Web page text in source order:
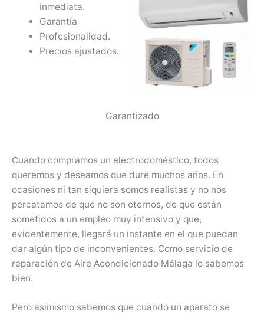
inmediata.
Garantía
Profesionalidad.
Precios ajustados.
Garantizado
Cuando compramos un electrodoméstico, todos
queremos y deseamos que dure muchos años. En
ocasiones ni tan siquiera somos realistas y no nos
percatamos de que no son eternos, de que están
sometidos a un empleo muy intensivo y que,
evidentemente, llegará un instante en el que puedan
dar algún tipo de inconvenientes. Como servicio de
reparación de Aire Acondicionado Málaga lo sabemos
bien.
Pero asimismo sabemos que cuando un aparato se